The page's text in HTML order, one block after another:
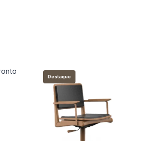
Destaque